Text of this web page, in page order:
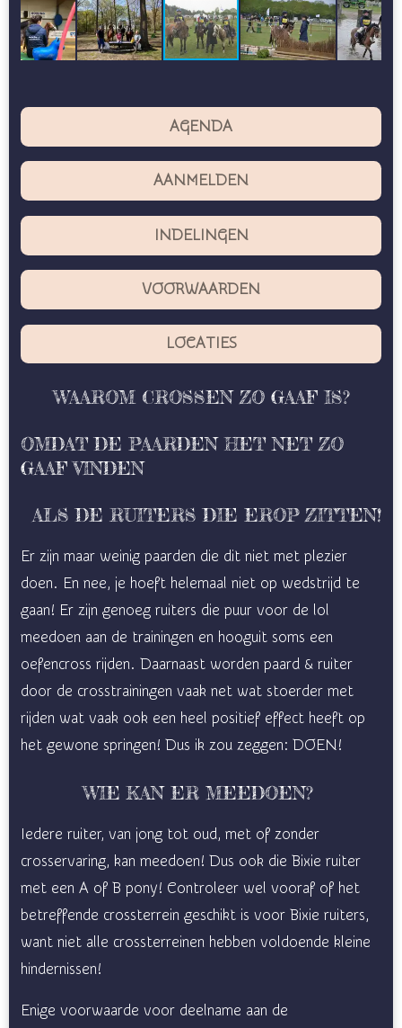
AGENDA
AANMELDEN
INDELINGEN
VOORWAARDEN
LOCATIES
WAAROM CROSSEN ZO GAAF IS?
OMDAT DE PAARDEN HET NET ZO
GAAF VINDEN
ALS DE RUITERS DIE EROP ZITTEN!
Er zijn maar weinig paarden die dit niet met plezier
doen. En nee, je hoeft helemaal niet op wedstrijd te
gaan! Er zijn genoeg ruiters die puur voor de lol
meedoen aan de trainingen en hooguit soms een
oefencross rijden. Daarnaast worden paard & ruiter
door de crosstrainingen vaak net wat stoerder met
rijden wat vaak ook een heel positief effect heeft op
het gewone springen! Dus ik zou zeggen: DOEN!
WIE KAN ER MEEDOEN?
Iedere ruiter, van jong tot oud, met of zonder
crosservaring, kan meedoen! Dus ook die Bixie ruiter
met een A of B pony! Controleer wel vooraf of het
betreffende crossterrein geschikt is voor Bixie ruiters,
want niet alle crossterreinen hebben voldoende kleine
hindernissen!
Enige voorwaarde voor deelname aan de